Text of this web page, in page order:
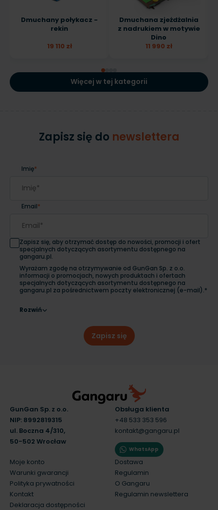
Dmuchany połykacz -
rekin
19 110 zł
Dmuchana zjeżdżalnia
z nadrukiem w motywie
Dino
11 990 zł
Więcej w tej kategorii
Zapisz się do newslettera
Imię*
Email*
Zapisz się, aby otrzymać dostęp do nowości, promocji i ofert
specjalnych dotyczących asortymentu dostępnego na
gangaru.pl.
Wyrażam zgodę na otrzymywanie od GunGan Sp. z o.o.
informacji o promocjach, nowych produktach i ofertach
specjalnych dotyczących asortymentu dostępnego na
gangaru.pl za pośrednictwem poczty elektronicznej (e-mail).*
Rozwiń
Zapisz się
GunGan Sp. z o.o.
NIP: 8992819315
ul. Boczna 4/310,
50-502 Wrocław
Obsługa klienta
+48 533 353 596
kontakt@gangaru.pl
WhatsApp
Moje konto
Dostawa
Warunki gwarancji
Regulamin
Polityka prywatności
O Gangaru
Kontakt
Regulamin newslettera
Deklaracja dostępności